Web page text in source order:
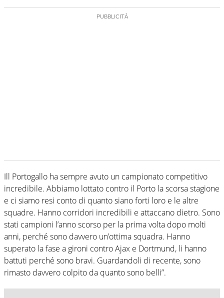
Ill Portogallo ha sempre avuto un campionato competitivo
incredibile. Abbiamo lottato contro il Porto la scorsa stagione
e ci siamo resi conto di quanto siano forti loro e le altre
squadre. Hanno corridori incredibili e attaccano dietro. Sono
stati campioni l’anno scorso per la prima volta dopo molti
anni, perché sono davvero un’ottima squadra. Hanno
superato la fase a gironi contro Ajax e Dortmund, li hanno
battuti perché sono bravi. Guardandoli di recente, sono
rimasto davvero colpito da quanto sono belli”.